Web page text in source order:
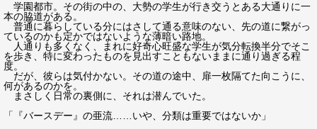
学園都市。その街の中の、大勢の学生が行き交うとある大通りに一
本の脇道がある。
普通に暮らしている分にはさして通る意味のない、先の道に繋がっ
ているのかも定かではないような薄暗い路地。
人通りも多くなく、まれに好奇心旺盛な学生が気分転換半分でそこ
を歩き、特に変わったものを見出すこともないままに通り過ぎる程
度。
だが、彼らは気付かない。その道の途中、扉一枚隔てた向こうに、
何があるのかを。
まさしく日常の裏側に、それは潜んでいた。
「『バースデー』の亜流……いや、分類は重要ではないか」